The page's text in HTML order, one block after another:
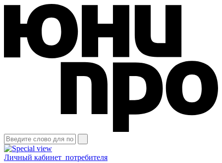
Личный кабинет потребителя